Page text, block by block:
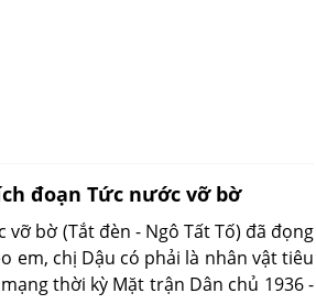
đoạn Tức nước vỡ bờ
bờ (Tắt đèn - Ngô Tất Tố) đã đọng
em, chị Dậu có phải là nhân vật tiêu
thời kỳ Mặt trận Dân chủ 1936 -